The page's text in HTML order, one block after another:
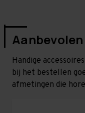
Handige
bij het bestellen
afmetingen die